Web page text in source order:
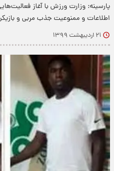
پارسینه: وزارت ورزش با آغاز
اطلاعات و ممنوعیت جذب مربی و
۲۱ اردیبهشت ۱۳۹۹